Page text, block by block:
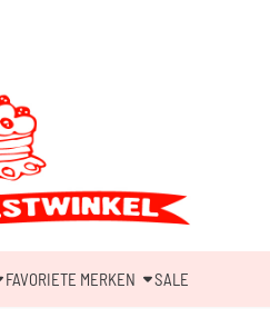
FAVORIETE MERKEN SALE